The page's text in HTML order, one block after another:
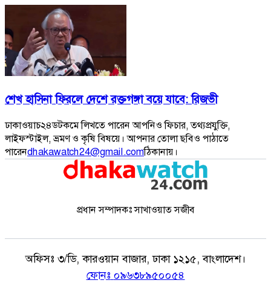
শেখ হাসিনা ফিরলে দেশে রক্তগঙ্গা বয়ে যাবে: রিজভী
ঢাকাওয়াচ২৪ডটকমে লিখতে পারেন আপনিও ফিচার, তথ্যপ্রযুক্তি,
লাইফস্টাইল, ভ্রমণ ও কৃষি বিষয়ে। আপনার তোলা ছবিও পাঠাতে
পারেনdhakawatch24@gmail.comঠিকানায়।
প্রধান সম্পাদকঃ সাখাওয়াত সজীব
অফিসঃ ৩/ডি, কারওয়ান বাজার, ঢাকা ১২১৫, বাংলাদেশ।
ফোনঃ ০৯৬৩৮৯৫০০৫৪